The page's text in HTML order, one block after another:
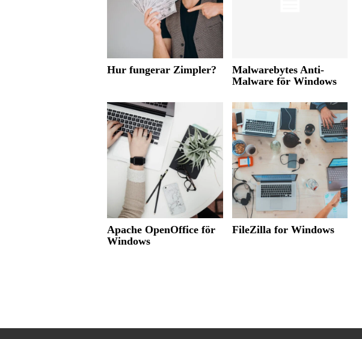
Hur fungerar Zimpler?
Malwarebytes Anti-
Malware för Windows
Apache OpenOffice för
Windows
FileZilla for Windows